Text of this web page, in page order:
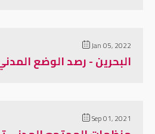
Jan 05, 2022
البحرين - رصد الوضع المدني
Sep 01, 2021